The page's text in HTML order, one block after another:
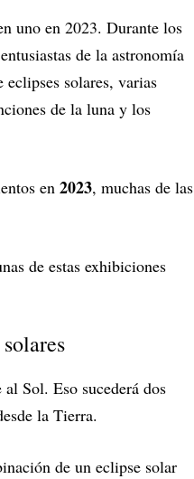
uno en 2023. Durante los
de la astronomía
solares, varias
de la luna y los
en 2023, muchas de las
de estas exhibiciones
Sol. Eso sucederá dos
la Tierra.
de un eclipse solar